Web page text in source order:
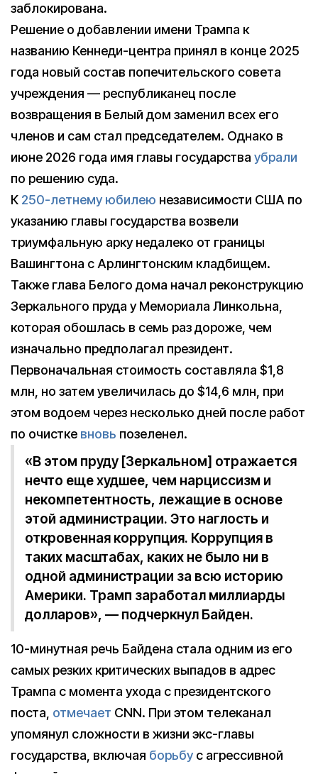
заблокирована.
Решение о добавлении имени Трампа к
названию Кеннеди-центра принял в конце 2025
года новый состав попечительского совета
учреждения — республиканец после
возвращения в Белый дом заменил всех его
членов и сам стал председателем. Однако в
июне 2026 года имя главы государства убрали
по решению суда.
К 250-летнему юбилею независимости США по
указанию главы государства возвели
триумфальную арку недалеко от границы
Вашингтона с Арлингтонским кладбищем.
Также глава Белого дома начал реконструкцию
Зеркального пруда у Мемориала Линкольна,
которая обошлась в семь раз дороже, чем
изначально предполагал президент.
Первоначальная стоимость составляла $1,8
млн, но затем увеличилась до $14,6 млн, при
этом водоем через несколько дней после работ
по очистке вновь позеленел.
«В этом пруду [Зеркальном] отражается
нечто еще худшее, чем нарциссизм и
некомпетентность, лежащие в основе
этой администрации. Это наглость и
откровенная коррупция. Коррупция в
таких масштабах, каких не было ни в
одной администрации за всю историю
Америки. Трамп заработал миллиарды
долларов», — подчеркнул Байден.
10-минутная речь Байдена стала одним из его
самых резких критических выпадов в адрес
Трампа с момента ухода с президентского
поста, отмечает CNN. При этом телеканал
упомянул сложности в жизни экс-главы
государства, включая борьбу с агрессивной